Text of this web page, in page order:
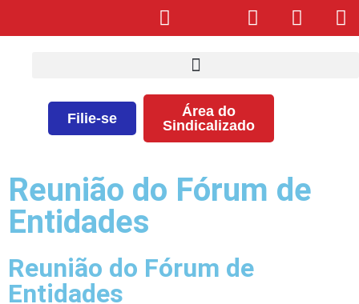
Filie-se
Área do
Sindicalizado
Reunião do Fórum de
Entidades
Reunião do Fórum de
Entidades